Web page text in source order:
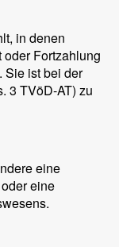
in denen
Fortzahlung
Sie ist bei der
3 TVöD-AT) zu
eine
eine